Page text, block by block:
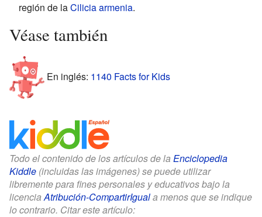
región de laCilicia armenia.
Véase también
En inglés: 1140 Facts for Kids
Todo el contenido de los artículos de la Enciclopedia
Kiddle (incluidas las imágenes) se puede utilizar
libremente para fines personales y educativos bajo la
licenciaAtribución-CompartirIguala menos que se indique
lo contrario. Citar este artículo: